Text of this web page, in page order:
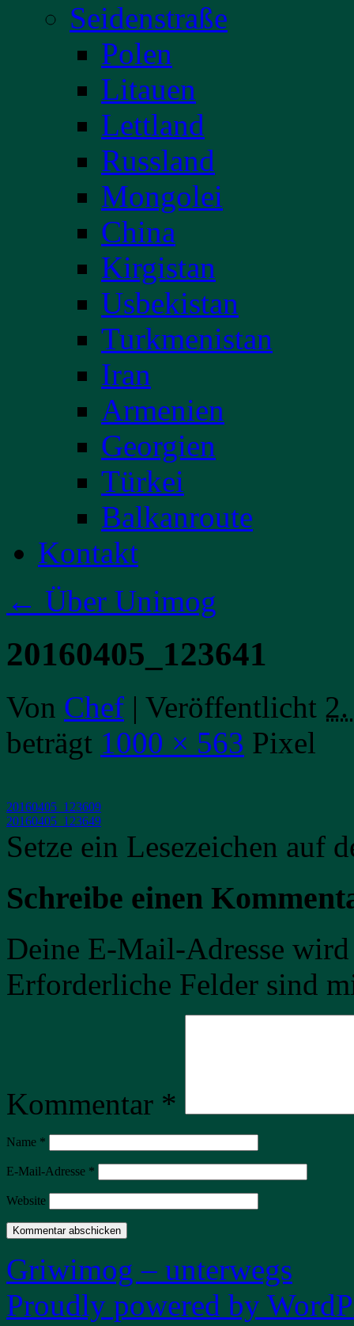
Seidenstraße
Polen
Litauen
Lettland
Russland
Mongolei
China
Kirgistan
Usbekistan
Turkmenistan
Iran
Armenien
Georgien
Türkei
Balkanroute
Kontakt
← Über Unimog
20160405_123641
Von Chef | Veröffentlicht
beträgt 1000 × 563 Pixel
20160405_123609
20160405_123649
Setze ein Lesezeichen auf
Schreibe einen
Deine E-Mail-Adresse
Erforderliche Felder sind
Kommentar *
Name *
E-Mail-Adresse *
Website
Griwimog – unterwegs
Proudly powered by